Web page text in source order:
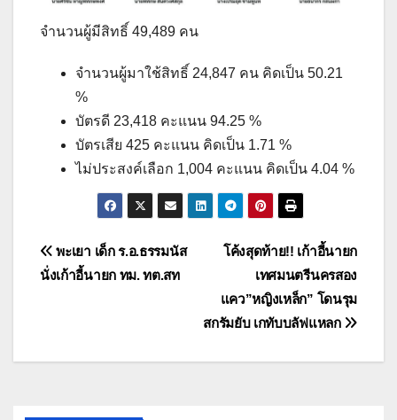
จำนวนผู้มีสิทธิ์ 49,489 คน
จำนวนผู้มาใช้สิทธิ์ 24,847 คน คิดเป็น 50.21
%
บัตรดี 23,418 คะแนน 94.25 %
บัตรเสีย 425 คะแนน คิดเป็น 1.71 %
ไม่ประสงค์เลือก 1,004 คะแนน คิดเป็น 4.04 %
แนะแนว
โค้งสุดท้าย!! เก้าอี้นายก
เทศมนตรีนครสอง
แคว”หญิงเหล็ก” โดนรุม
สกรัมยับ เกทับบลัฟแหลก
พะเยา เด็ก ร.อ.ธรรมนัส
นั่งเก้าอี้นายก ทม. ทต.สท